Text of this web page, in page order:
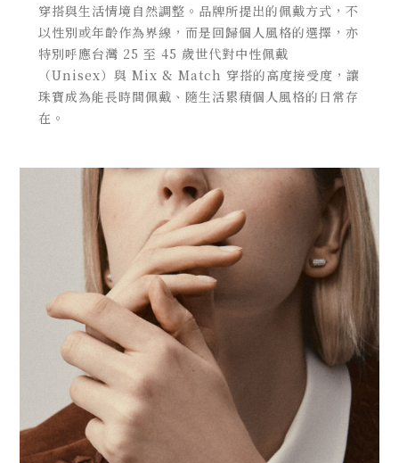
穿搭與生活情境自然調整。品牌所提出的佩戴方式，不
以性別或年齡作為界線，而是回歸個人風格的選擇，亦
特別呼應台灣 25 至 45 歲世代對中性佩戴
（Unisex）與 Mix & Match 穿搭的高度接受度，讓
珠寶成為能長時間佩戴、隨生活累積個人風格的日常存
在。